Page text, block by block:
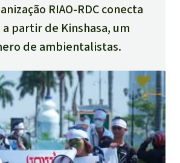
RIAO-RDC conecta
partir de Kinshasa, um
de ambientalistas.